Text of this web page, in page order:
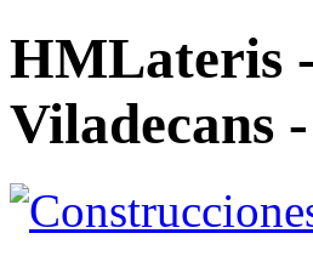
HMLateris
Viladecans